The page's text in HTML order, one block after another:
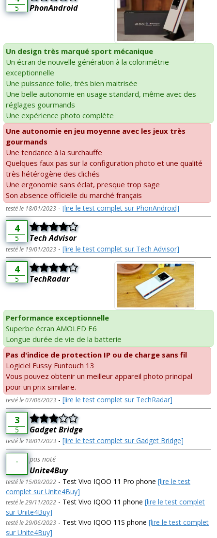
5 PhonAndroid
Un design très marqué sport mécanique
Un écran de nouvelle génération à la colorimétrie
exceptionnelle
Une puissance folle, très bien maitrisée
Une belle autonomie en usage standard, même avec des
réglages gourmands
Une expérience photo complète
Une autonomie en jeu moyenne avec les jeux très
gourmands
Une tendance à la surchauffe
Quelques faux pas sur la configuration photo et une qualité
très hétérogène des clichés
Une ergonomie sans éclat, presque trop sage
Son absence officielle du marché français
testé le 18/01/2023 - [lire le test complet sur PhonAndroid]
4
5 Tech Advisor
testé le 19/01/2023 - [lire le test complet sur Tech Advisor]
4
5 TechRadar
Performance exceptionnelle
Superbe écran AMOLED E6
Longue durée de vie de la batterie
Pas d'indice de protection IP ou de charge sans fil
Logiciel Fussy Funtouch 13
Vous pouvez obtenir un meilleur appareil photo principal
pour un prix similaire.
testé le 07/06/2023 - [lire le test complet sur TechRadar]
3
5 Gadget Bridge
testé le 18/01/2023 - [lire le test complet sur Gadget Bridge]
- pas noté
Unite4Buy
testé le 15/09/2022 - Test Vivo IQOO 11 Pro phone [lire le test
complet sur Unite4Buy]
testé le 29/11/2022 - Test Vivo IQOO 11 phone [lire le test complet
sur Unite4Buy]
testé le 29/06/2023 - Test Vivo IQOO 11S phone [lire le test complet
sur Unite4Buy]